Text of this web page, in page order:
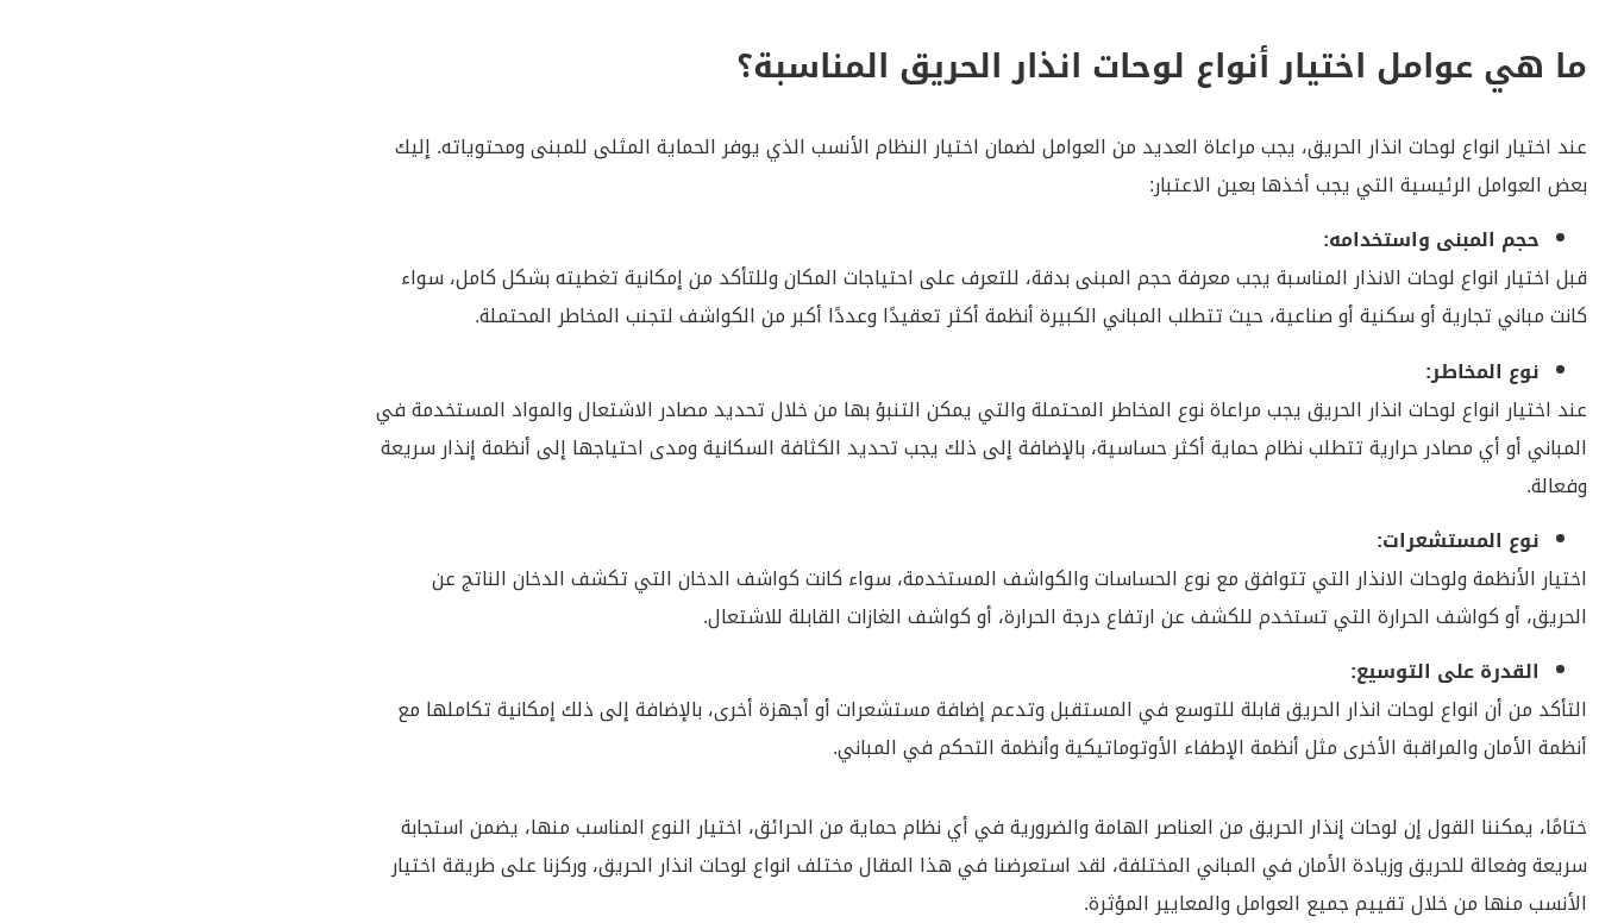
ما هي عوامل اختيار أنواع لوحات انذار الحريق المناسبة؟
عند اختيار انواع لوحات انذار الحريق، يجب مراعاة العديد من العوامل لضمان اختيار النظام الأنسب الذي يوفر الحماية المثلى للمبنى ومحتوياته. إليك
بعض العوامل الرئيسية التي يجب أخذها بعين الاعتبار:
حجم المبنى واستخدامه:
قبل اختيار انواع لوحات الانذار المناسبة يجب معرفة حجم المبنى بدقة، للتعرف على احتياجات المكان وللتأكد من إمكانية تغطيته بشكل كامل، سواء
كانت مباني تجارية أو سكنية أو صناعية، حيث تتطلب المباني الكبيرة أنظمة أكثر تعقيدًا وعددًا أكبر من الكواشف لتجنب المخاطر المحتملة.
نوع المخاطر:
عند اختيار انواع لوحات انذار الحريق يجب مراعاة نوع المخاطر المحتملة والتي يمكن التنبؤ بها من خلال تحديد مصادر الاشتعال والمواد المستخدمة في
المباني أو أي مصادر حرارية تتطلب نظام حماية أكثر حساسية، بالإضافة إلى ذلك يجب تحديد الكثافة السكانية ومدى احتياجها إلى أنظمة إنذار سريعة
وفعالة.
نوع المستشعرات:
اختيار الأنظمة ولوحات الانذار التي تتوافق مع نوع الحساسات والكواشف المستخدمة، سواء كانت كواشف الدخان التي تكشف الدخان الناتج عن
الحريق، أو كواشف الحرارة التي تستخدم للكشف عن ارتفاع درجة الحرارة، أو كواشف الغازات القابلة للاشتعال.
القدرة على التوسيع:
التأكد من أن انواع لوحات انذار الحريق قابلة للتوسع في المستقبل وتدعم إضافة مستشعرات أو أجهزة أخرى، بالإضافة إلى ذلك إمكانية تكاملها مع
أنظمة الأمان والمراقبة الأخرى مثل أنظمة الإطفاء الأوتوماتيكية وأنظمة التحكم في المباني.
ختامًا، يمكننا القول إن لوحات إنذار الحريق من العناصر الهامة والضرورية في أي نظام حماية من الحرائق، اختيار النوع المناسب منها، يضمن استجابة
سريعة وفعالة للحريق وزيادة الأمان في المباني المختلفة، لقد استعرضنا في هذا المقال مختلف انواع لوحات انذار الحريق، وركزنا على طريقة اختيار
الأنسب منها من خلال تقييم جميع العوامل والمعايير المؤثرة.